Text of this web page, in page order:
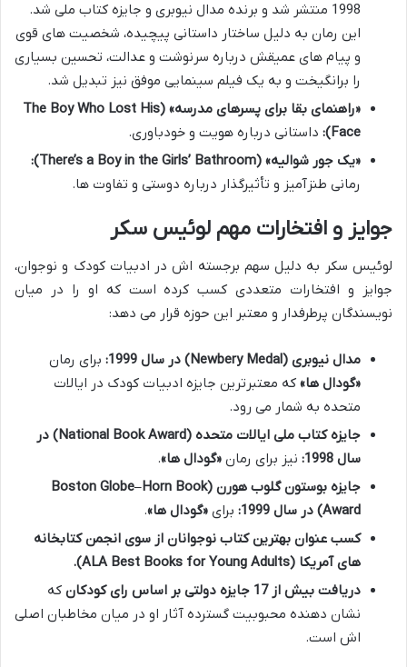
1998 منتشر شد و برنده مدال نیوبری و جایزه کتاب ملی شد.
این رمان به دلیل ساختار داستانی پیچیده، شخصیت های قوی
و پیام های عمیقش درباره سرنوشت و عدالت، تحسین بسیاری
را برانگیخت و به یک فیلم سینمایی موفق نیز تبدیل شد.
«راهنمای بقا برای پسرهای مدرسه» (The Boy Who Lost His
Face):
داستانی درباره هویت و خودباوری.
«یک جور شوالیه» (There’s a Boy in the Girls’ Bathroom):
رمانی طنزآمیز و تأثیرگذار درباره دوستی و تفاوت ها.
جوایز و افتخارات مهم لوئیس سکر
لوئیس سکر به دلیل سهم برجسته اش در ادبیات کودک و نوجوان،
جوایز و افتخارات متعددی کسب کرده است که او را در میان
نویسندگان پرطرفدار و معتبر این حوزه قرار می دهد:
مدال نیوبری (Newbery Medal) در سال 1999:
برای رمان
«گودال ها» که معتبرترین جایزه ادبیات کودک در ایالات
متحده به شمار می رود.
جایزه کتاب ملی ایالات متحده (National Book Award) در
سال 1998:
نیز برای رمان «گودال ها».
جایزه بوستون گلوب هورن (Boston Globe–Horn Book
Award) در سال 1999:
برای «گودال ها».
کسب عنوان بهترین کتاب نوجوانان از سوی انجمن کتابخانه
های آمریکا (ALA Best Books for Young Adults).
دریافت بیش از 17 جایزه دولتی بر اساس رای کودکان
که
نشان دهنده محبوبیت گسترده آثار او در میان مخاطبان اصلی
اش است.